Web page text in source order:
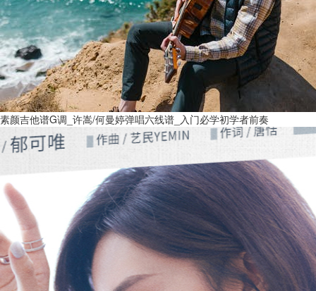
素颜吉他谱G调_许嵩/何曼婷弹唱六线谱_入门必学初学者前奏